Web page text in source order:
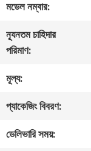
কারখানা
পরিদর্শন
গুণমান
নিয়ন্ত্রণ
মডেল নম্বার:
ন্যূনতম চাহিদার
পরিমাণ:
মূল্য:
প্যাকেজিং বিবরণ:
ডেলিভারি সময়: